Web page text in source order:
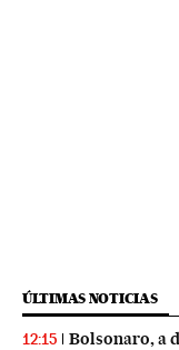
ÚLTIMAS NOTICIAS
12:15 Bolsonaro, a